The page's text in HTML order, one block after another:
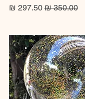
מחיר רגיל‏350.00 ‏₪ מחיר מבצע‏297.50 ‏₪